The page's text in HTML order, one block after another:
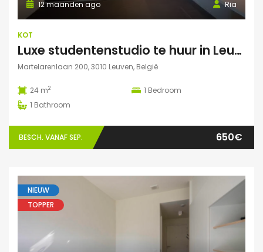
Ria
12 maanden ago
KOT
Luxe studentenstudio te huur in Leuven
Martelarenlaan 200, 3010 Leuven, België
24 m2 1 Bedroom
1 Bathroom
BESCH. VANAF SEP. 650€
NIEUW
TOPPER